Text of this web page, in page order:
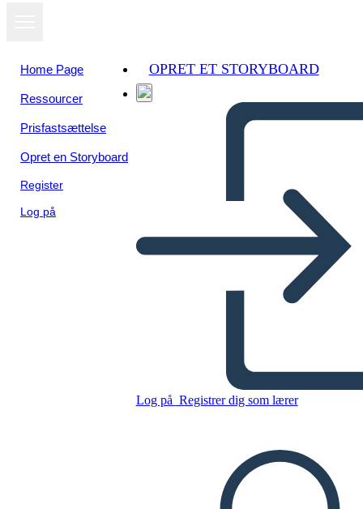
Home Page
Ressourcer
Prisfastsættelse
Opret en Storyboard
Register
Log på
OPRET ET STORYBOARD
Log på Registrer dig som lærer
T-gráfico 3 Filas
Kopier dette storyboard
LAVE ET STORYBOARD
LÆS FOR MIG